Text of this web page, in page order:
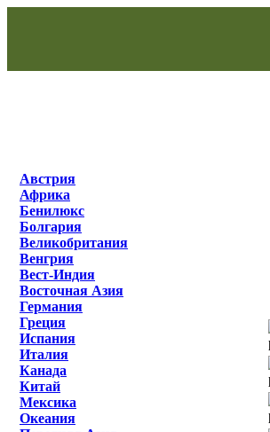
Австрия
Африка
Бенилюкс
Болгария
Великобритания
Венгрия
Вест-Индия
Восточная Азия
Германия
Греция
Испания
Италия
Канада
Китай
Мексика
Океания